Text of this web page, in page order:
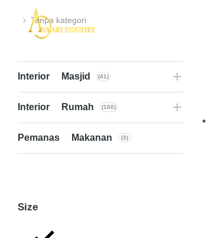
You are here:
Tanpa kategori
Interior Masjid (41)
Interior Rumah (160)
Pemanas Makanan (3)
Size